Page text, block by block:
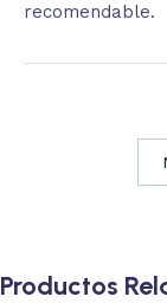
recomendable.
Productos